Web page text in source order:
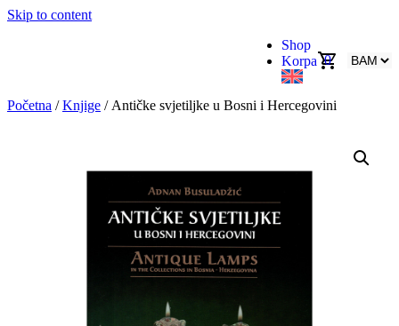
Skip to content
Shop
Korpa 0
Početna /Knjige / Antičke svjetiljke u Bosni i Hercegovini